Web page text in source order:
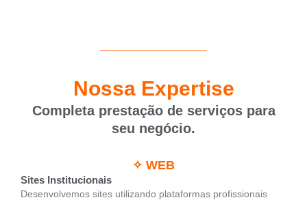
Nossa Expertise
Completa prestação de serviços para
seu negócio.
✧ WEB
Sites Institucionais
Desenvolvemos sites utilizando plataformas profissionais